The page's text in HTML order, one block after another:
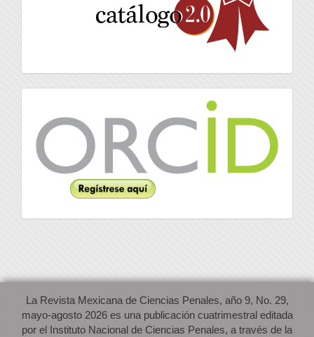
La Revista Mexicana de Ciencias Penales, año 9, No. 29,
mayo-agosto 2026 es una publicación cuatrimestral editada
por el Instituto Nacional de Ciencias Penales, a través de la